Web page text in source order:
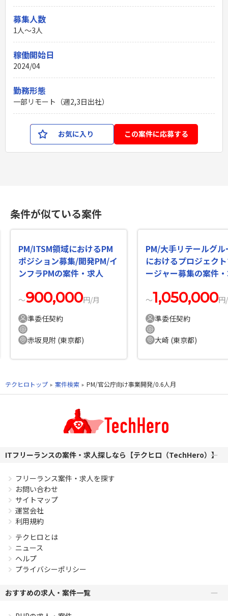
募集人数
1人～3人
稼働開始日
2024/04
勤務形態
一部リモート（週2,3日出社）
お気に入り この案件に応募する
条件が似ている案件
PM/ITSM領域におけるPM
ポジション募集/開発PM/イ
ンフラPMの案件・求人
〜900,000円/月
準委任契約
赤坂見附 (東京都)
PM/大手リテールグル
におけるプロジェク
ージャー募集の案件
〜1,050,000円
準委任契約
大崎 (東京都)
テクヒロトップ 案件検索 PM/官公庁向け事業開発/0.6人月
ITフリーランスの案件・求人探しなら【テクヒロ（TechHero）】
フリーランス案件・求人を探す
お問い合わせ
サイトマップ
運営会社
利用規約
テクヒロとは
ニュース
ヘルプ
プライバシーポリシー
おすすめの求人・案件一覧